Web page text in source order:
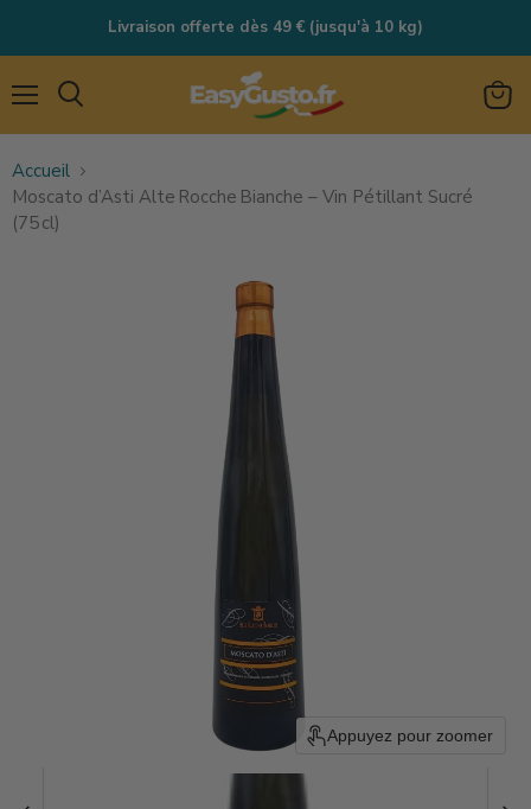
Livraison offerte dès 49 € (jusqu'à 10 kg)
Accueil
Moscato d’Asti Alte Rocche Bianche – Vin Pétillant Sucré
(75 cl)
Appuyez pour zoomer